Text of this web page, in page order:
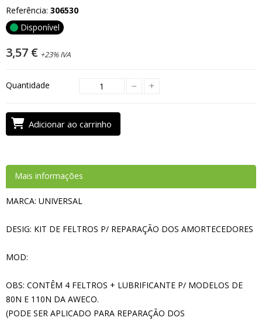
Referência: 306530
Disponível
3,57 € +23% IVA
Quantidade
Adicionar ao carrinho
Mais informações
MARCA: UNIVERSAL
DESIG: KIT DE FELTROS P/ REPARAÇÃO DOS AMORTECEDORES
MOD:
OBS: CONTÊM 4 FELTROS + LUBRIFICANTE P/ MODELOS DE
80N E 110N DA AWECO.
(PODE SER APLICADO PARA REPARAÇÃO DOS